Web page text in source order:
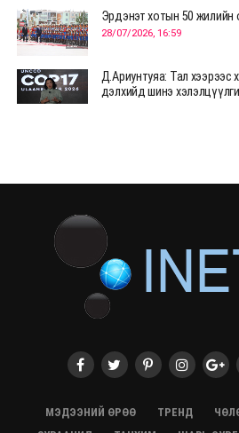
Эрдэнэт хотын 50 жилийн
28/07/2026, 16:59
Д.Ариунтуяа: Тал хээрээс
дэлхийд шинэ
28/07/2026, 12:04
ХӨВСГӨЛ Нутгийн
2 өрөө байр олгоно
20/07/2026, 19:22
20/07/2026, 19:21
хийхээр хүрэлцэн ирлээ
МЭДЭЭНИЙ ӨРӨӨ ТРЕНД